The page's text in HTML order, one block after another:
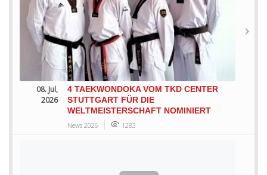
08. Jul,
2026
4 TAEKWONDOKA VOM TKD CENTER
STUTTGART FÜR DIE
WELTMEISTERSCHAFT NOMINIERT
News 2026 1283